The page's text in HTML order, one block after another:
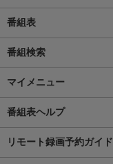
番組表
番組検索
マイメニュー
番組表ヘルプ
リモート録画予約ガイド